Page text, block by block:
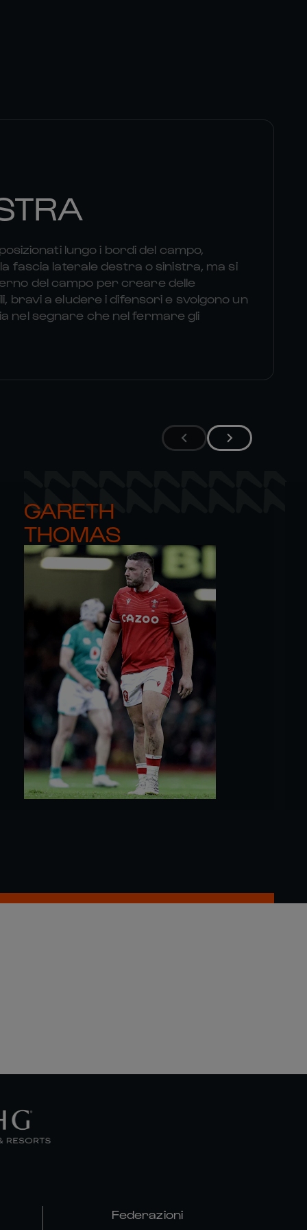
lungo i bordi del campo,
fascia laterale destra o sinistra, ma si
del campo per creare delle
bravi a eludere i difensori e svolgono un
nel segnare che nel fermare gli
GARETH
THOMAS
Federazioni